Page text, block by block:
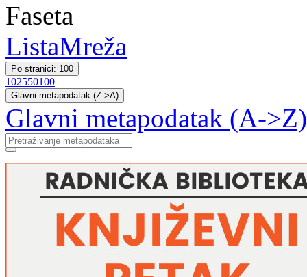
Faseta
ListaMreža
Po stranici: 100
102550100
Glavni metapodatak (Z->A)
Glavni metapodatak (A->Z)